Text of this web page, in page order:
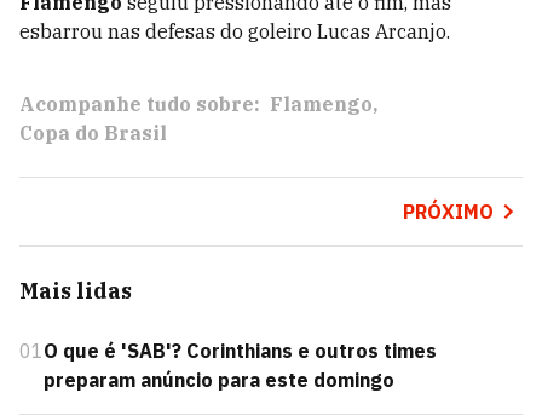
esbarrou nas defesas do goleiro Lucas Arcanjo.
Acompanhe tudo sobre: Flamengo
Copa do Brasil
PRÓXIMO
Mais lidas
01O que é 'SAB'? Corinthians e outros times
preparam anúncio para este domingo